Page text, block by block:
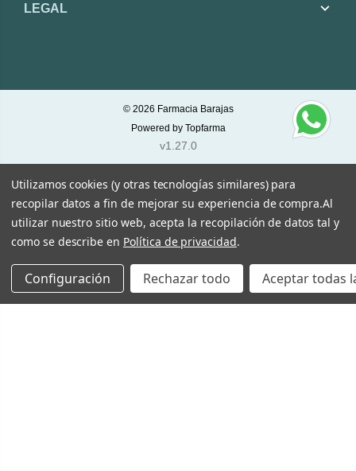
LEGAL
© 2026 Farmacia Barajas
Powered by Topfarma
v1.27.0
Utilizamos cookies (y otras tecnologías similares) para
recopilar datos a fin de mejorar su experiencia de compra.Al
utilizar nuestro sitio web, acepta la recopilación de datos tal y
como se describe en Política de privacidad.
Configuración Rechazar todo Aceptar todas